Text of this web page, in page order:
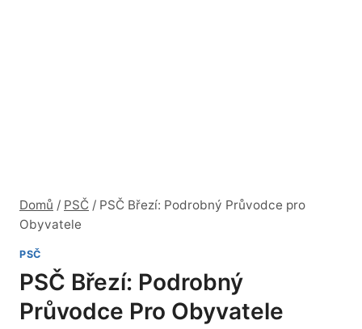
Domů / PSČ / PSČ Březí: Podrobný Průvodce pro
Obyvatele
PSČ
PSČ Březí: Podrobný
Průvodce Pro Obyvatele